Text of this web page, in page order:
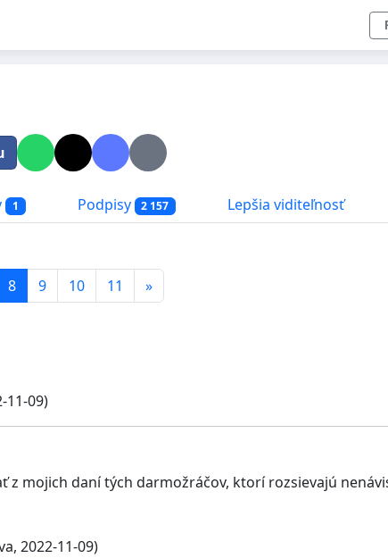
1 Podpisy 2 157 Lepšia viditeľnosť
8 9 10 11 »
11-09)
z mojich daní tých darmožráčov, ktorí rozsievajú
2022-11-09)